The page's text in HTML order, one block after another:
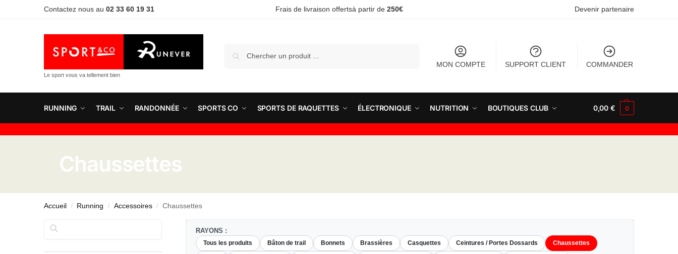
Contactez nous au 02 33 60 19 31 Frais de livraison offertsà partir de 250€ Devenir partenaire
Le sport vous va tellement bien
MON COMPTE
SUPPORT CLIENT COMMANDER
RUNNING TRAIL RANDONNÉE SPORTS CO SPORTS DE RAQUETTES ÉLECTRONIQUE NUTRITION BOUTIQUES CLUB 0,00€ 0
Chaussettes
Accueil / Running / Accessoires / Chaussettes
RAYONS :
Tous les produits
Bâton de trail Bonnets Brassières Casquettes Ceintures / Portes Dossards Chaussettes